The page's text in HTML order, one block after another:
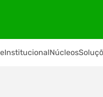
InstitucionalNúcleos